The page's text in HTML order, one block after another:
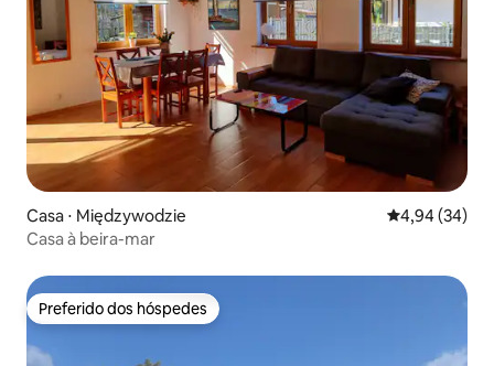
Casa ⋅ Międzywodzie 4,94 de uma
4,94 (34)
Casa à beira-mar
Preferido dos hóspedes
Preferido dos hóspedes